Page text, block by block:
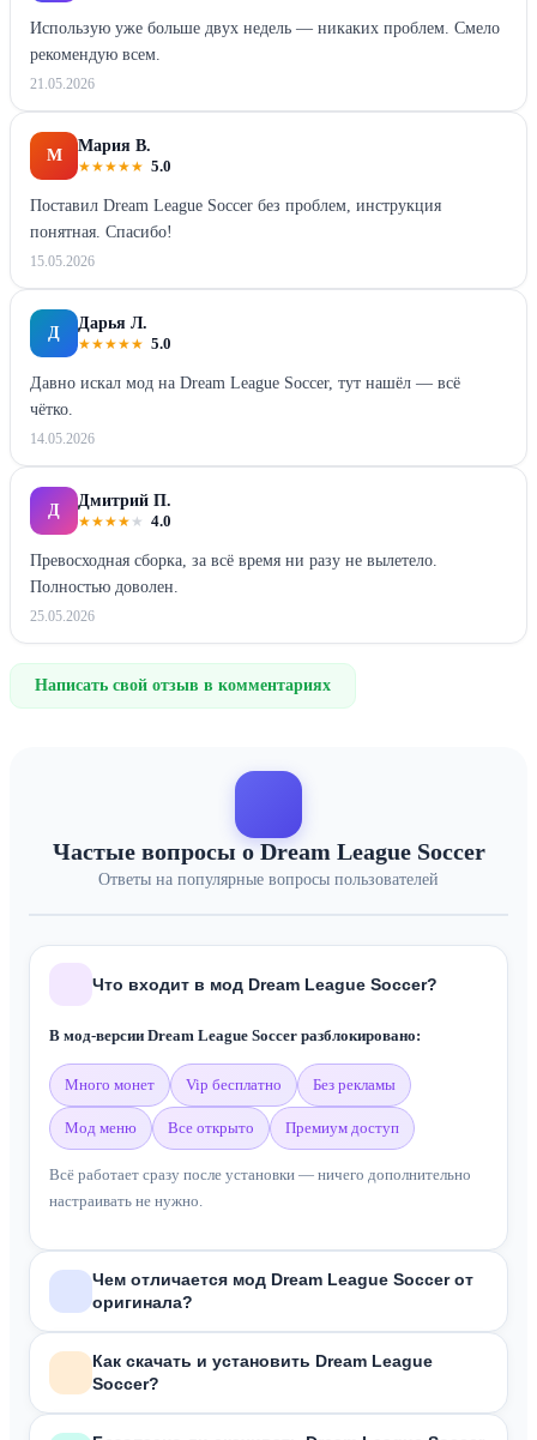
Использую уже больше двух недель — никаких проблем. Смело
рекомендую всем.
21.05.2026
М
Мария В.
★★★★★ 5.0
Поставил Dream League Soccer без проблем, инструкция
понятная. Спасибо!
15.05.2026
Д
Дарья Л.
★★★★★ 5.0
Давно искал мод на Dream League Soccer, тут нашёл — всё
чётко.
14.05.2026
Д
Дмитрий П.
★★★★ ★ 4.0
Превосходная сборка, за всё время ни разу не вылетело.
Полностью доволен.
25.05.2026
Написать свой отзыв в комментариях
Частые вопросы о Dream League Soccer
Ответы на популярные вопросы пользователей
Что входит в мод Dream League Soccer?
В мод-версии Dream League Soccer разблокировано:
много монет vip бесплатно без рекламы
мод меню все открыто премиум доступ
Всё работает сразу после установки — ничего дополнительно
настраивать не нужно.
Чем отличается мод Dream League Soccer от
оригинала?
В отличие от оригинальной версии из Google Play, модDream
League Soccerвключает:
Как скачать и установить Dream League
Soccer?